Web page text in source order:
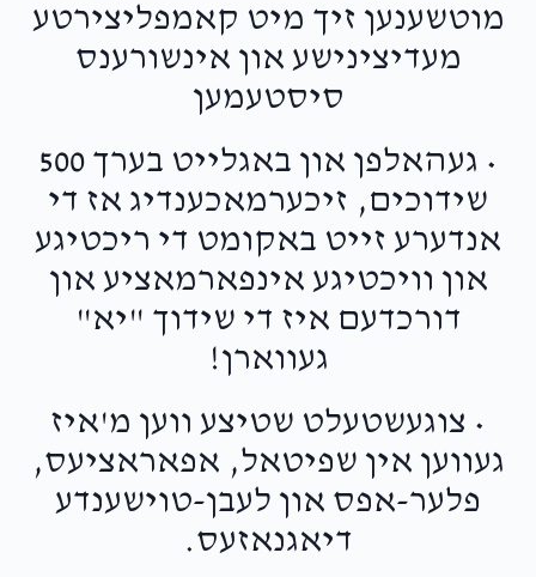
מוטשענען זיך מיט קאמפליצירטע
מעדיצינישע און אינשורענס
סיסטעמען
• געהאלפן און באגלייט בערך 500
שידוכים, זיכערמאכענדיג אז די
אנדערע זייט באקומט די ריכטיגע
און וויכטיגע אינפארמאציע און
דורכדעם איז די שידוך "יא"
געווארן!
• צוגעשטעלט שטיצע ווען מ'איז
געווען אין שפיטאל, אפאראציעס,
פלער-אפס און לעבן-טוישענדע
דיאגנאזעס.